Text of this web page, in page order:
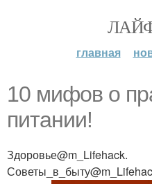
главная
10 мифов о
питании!
Здоровье@m_Lifehack.